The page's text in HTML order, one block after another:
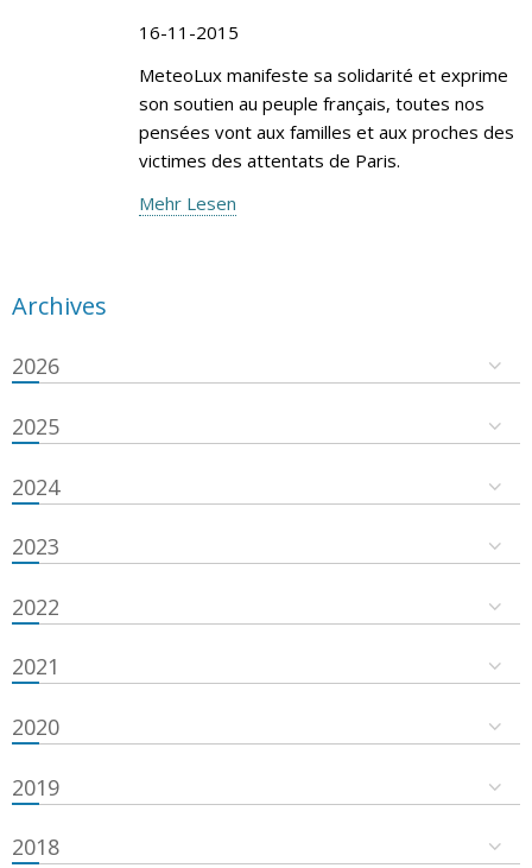
16-11-2015
MeteoLux manifeste sa solidarité et exprime
son soutien au peuple français, toutes nos
pensées vont aux familles et aux proches des
victimes des attentats de Paris.
Mehr Lesen
Archives
2026
2025
2024
2023
2022
2021
2020
2019
2018